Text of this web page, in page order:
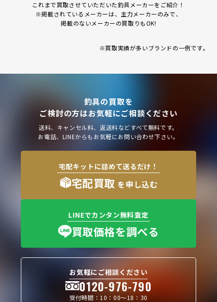
これまで買取させていただいた釣具メーカーをご紹介！
※掲載されているメーカーは、主力メーカーのみで、
掲載のないメーカーの買取りもOK!
※買取実績が多いブランドの一例です｡
釣具の買取を
ご検討の方はお気軽にご相談ください
送料、キャンセル料、返送料などすべて無料です。
お電話、LINEからもお気軽にお問い合わせ下さい。
宅配キットに詰めて送るだけ！
宅配買取 を申し込む
LINEでカンタン無料査定
買取価格を調べる
お気軽にご相談ください
0120-976-790
受付時間：10：00〜18：30